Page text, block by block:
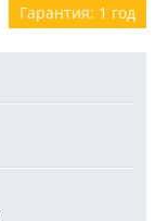
Гарантия: 1 год